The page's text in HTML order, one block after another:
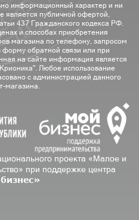
информационный характер и ни
является публичной офертой,
437 Гражданского кодекса РФ.
и способах приобретения
магазина по телефону, запросом
форму обратной связи или при
на сайте информация является
Любое использование
с администрацией данного
магазина.
проекта «Малое и
при поддержке центра